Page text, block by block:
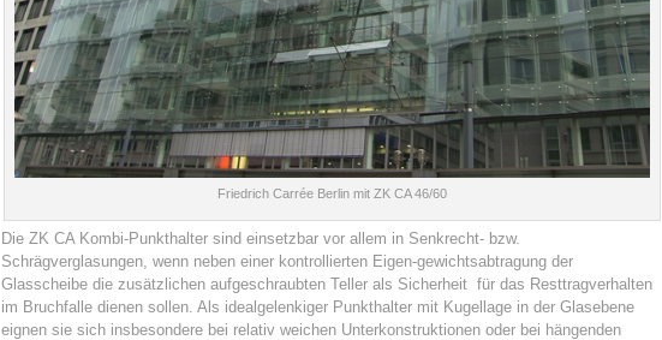
Friedrich Carrée Berlin mit ZK CA 46/60
Die ZK CA Kombi-Punkthalter sind einsetzbar vor allem in Senkrecht- bzw.
Schrägverglasungen, wenn neben einer kontrollierten Eigen-gewichtsabtragung der
Glasscheibe die zusätzlichen aufgeschraubten Teller als Sicherheit für das Resttragverhalten
im Bruchfalle dienen sollen. Als idealgelenkiger Punkthalter mit Kugellage in der Glasebene
eignen sie sich insbesondere bei relativ weichen Unterkonstruktionen oder bei hängenden